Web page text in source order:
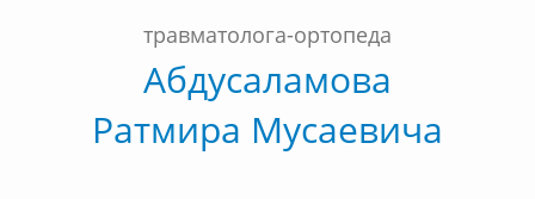
травматолога-ортопеда
Абдусаламова
Ратмира Мусаевича